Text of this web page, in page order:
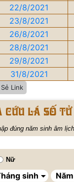
22/8/2021
23/8/2021
26/8/2021
28/8/2021
29/8/2021
31/8/2021
Link
cứu lá số tử
đúng năm sinh âm lịch
Nữ